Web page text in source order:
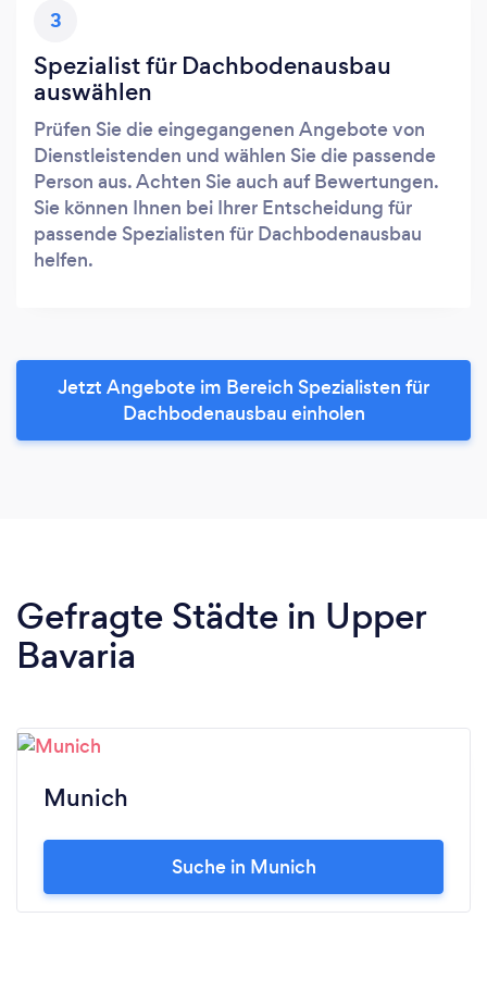
3
Spezialist für Dachbodenausbau
auswählen
Prüfen Sie die eingegangenen Angebote von
Dienstleistenden und wählen Sie die passende
Person aus. Achten Sie auch auf Bewertungen.
Sie können Ihnen bei Ihrer Entscheidung für
passende Spezialisten für Dachbodenausbau
helfen.
Jetzt Angebote im Bereich Spezialisten für
Dachbodenausbau einholen
Gefragte Städte in Upper
Bavaria
Munich
Suche in Munich